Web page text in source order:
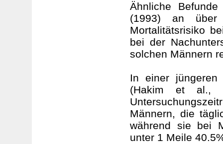
Ähnliche
(1993) an
Mortalitätsrisiko
bei der
solchen Männern
In einer jüngeren
(Hakim et al.,
Männern, die
während sie bei
unter 1 Meile